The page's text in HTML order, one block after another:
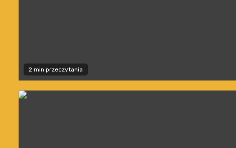
2 min przeczytania